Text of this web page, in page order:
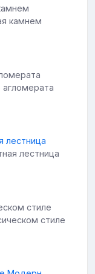
камнем
агломерата
лестница
стиле